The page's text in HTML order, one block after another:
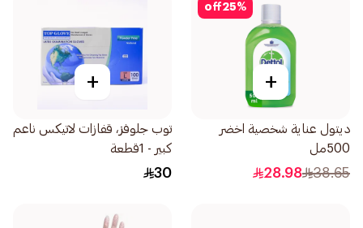
25%
off
+
ديتول عناية شخصية اخضر
500مل
38.65
28.98
+
توب جلوفز، قفازات لاتيكس ناعم
كبير - 1قطعة
30